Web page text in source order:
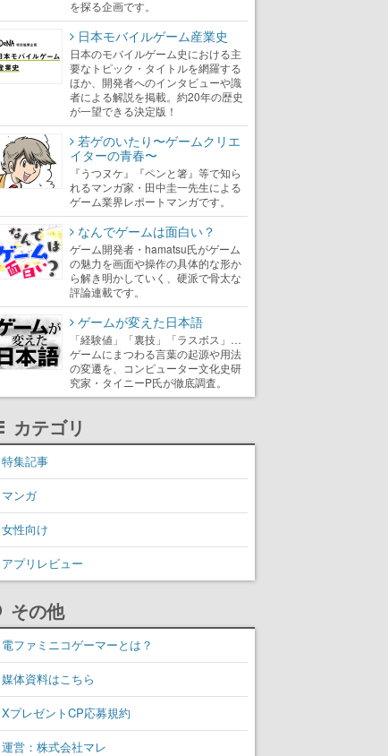
を探る企画です。
日本モバイルゲーム産業史
日本のモバイルゲーム史における主
要なトピック・タイトルを網羅する
ほか、開発者へのインタビューや識
者による解説を掲載。約20年の歴史
が一望できる決定版！
若ゲのいたり〜ゲームクリエ
イターの青春〜
『うつヌケ』『ペンと箸』等で知ら
れるマンガ家・田中圭一先生による
ゲーム業界レポートマンガです。
なんでゲームは面白い？
ゲーム開発者・hamatsu氏がゲーム
の魅力を画面や操作の具体的な形か
ら解き明かしていく、硬派で骨太な
評論連載です。
ゲームが変えた日本語
「経験値」「裏技」「ラスボス」…
ゲームにまつわる言葉の起源や用法
の変遷を、コンピューター文化史研
究家・タイニーP氏が徹底調査。
カテゴリ
特集記事
マンガ
女性向け
アプリレビュー
その他
電ファミニコゲーマーとは？
媒体資料はこちら
XプレゼントCP応募規約
運営：株式会社マレ